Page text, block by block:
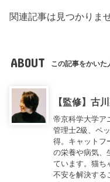
関連記事は見つかりま
ABOUT この記事をかいた
【監修】古
帝京科学大学ア
管理士2級、ペ
得。キャットフ
の栄養や病気、
ています。猫ち
不安を解決する